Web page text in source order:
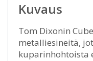
Kuvaus
Tom Dixonin
metalliesineitä,
kuparinhohtoista